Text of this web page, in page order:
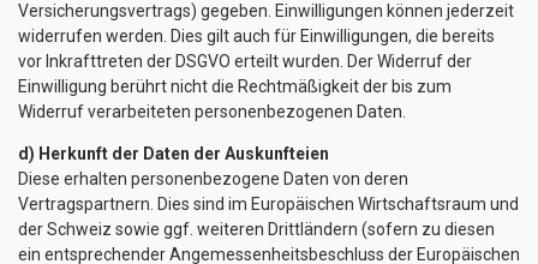
Versicherungsvertrags) gegeben. Einwilligungen können jederzeit
widerrufen werden. Dies gilt auch für Einwilligungen, die bereits
vor Inkrafttreten der DSGVO erteilt wurden. Der Widerruf der
Einwilligung berührt nicht die Rechtmäßigkeit der bis zum
Widerruf verarbeiteten personenbezogenen Daten.
d) Herkunft der Daten der Auskunfteien
Diese erhalten personenbezogene Daten von deren
Vertragspartnern. Dies sind im Europäischen Wirtschaftsraum und
der Schweiz sowie ggf. weiteren Drittländern (sofern zu diesen
ein entsprechender Angemessenheitsbeschluss der Europäischen